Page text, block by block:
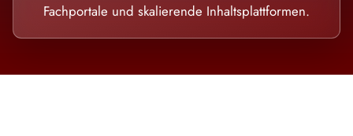
Fachportale und skalierende Inhaltsplattformen.